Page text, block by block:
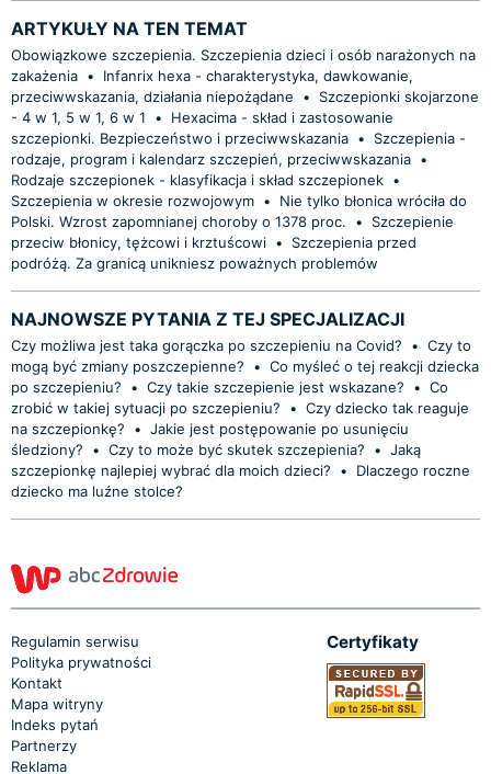
ARTYKUŁY NA TEN TEMAT
Obowiązkowe szczepienia. Szczepienia dzieci i osób narażonych na
zakażenia •
Infanrix hexa - charakterystyka, dawkowanie,
przeciwwskazania, działania niepożądane
•
Szczepionki skojarzone
- 4 w 1, 5 w 1, 6 w 1
•
Hexacima - skład i zastosowanie
szczepionki. Bezpieczeństwo i przeciwwskazania •
Szczepienia -
rodzaje, program i kalendarz szczepień, przeciwwskazania •
Rodzaje szczepionek - klasyfikacja i skład szczepionek •
Szczepienia w okresie rozwojowym •
Nie tylko błonica wróciła do
Polski. Wzrost zapomnianej choroby o 1378 proc.
•
Szczepienie
przeciw błonicy, tężcowi i krztuścowi •
Szczepienia przed
podróżą. Za granicą unikniesz poważnych problemów
NAJNOWSZE PYTANIA Z TEJ SPECJALIZACJI
Czy możliwa jest taka gorączka po szczepieniu na Covid? • Czy to
mogą być zmiany poszczepienne?
• Co myśleć o tej reakcji dziecka
po szczepieniu?
• Czy takie szczepienie jest wskazane? • Co
zrobić w takiej sytuacji po szczepieniu?
• Czy dziecko tak reaguje
na szczepionkę?
• Jakie jest postępowanie po usunięciu
śledziony?
• Czy to może być skutek szczepienia? • Jaką
szczepionkę najlepiej wybrać dla moich dzieci?
•
Dlaczego roczne
dziecko ma luźne stolce?
Regulamin serwisu
Polityka prywatności
Kontakt
Mapa witryny
Indeks pytań
Partnerzy
Reklama
Certyfikaty